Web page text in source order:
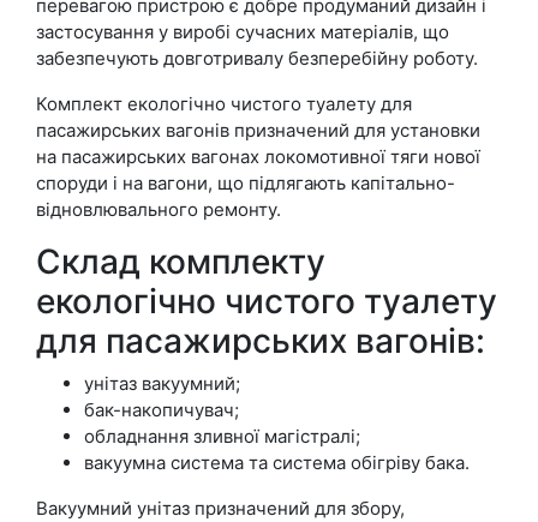
перевагою пристрою є добре продуманий дизайн і
застосування у виробі сучасних матеріалів, що
забезпечують довготривалу безперебійну роботу.
Комплект екологічно чистого туалету для
пасажирських вагонів призначений для установки
на пасажирських вагонах локомотивної тяги нової
споруди і на вагони, що підлягають капітально-
відновлювального ремонту.
Склад комплекту
екологічно чистого туалету
для пасажирських вагонів:
унітаз вакуумний;
бак-накопичувач;
обладнання зливної магістралі;
вакуумна система та система обігріву бака.
Вакуумний унітаз призначений для збору,